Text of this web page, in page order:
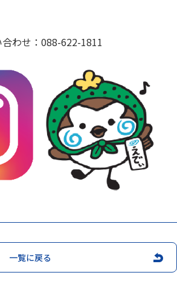
わせ：088-622-1811
一覧に戻る